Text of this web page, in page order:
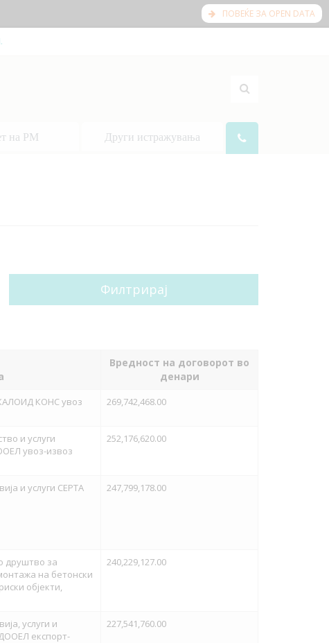
ПОВЕЌЕ ЗА OPEN DATA
на РМ Други истражувања
Вредност на договорот во
денари
КОНС увоз
269,742,468.00
и услуги
увоз-извоз
252,176,620.00
и услуги СЕРТА
247,799,178.00
друштво за
на бетонски
објекти,
240,229,127.00
услуги и
експорт-
227,541,760.00